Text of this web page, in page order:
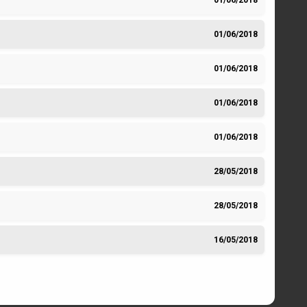
01/06/2018
01/06/2018
01/06/2018
01/06/2018
28/05/2018
28/05/2018
16/05/2018